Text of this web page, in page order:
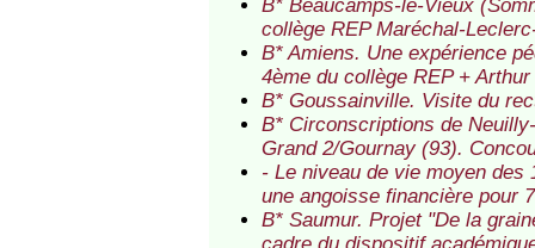
B* Beaucamps-le-Vieux
collège REP Maréchal-
B* Amiens. Une expérience
4ème du collège REP +
B* Goussainville. Visite du
B* Circonscriptions de
Grand 2/Gournay (93).
- Le niveau de vie moyen des
une angoisse financière pour
B* Saumur. Projet "De la